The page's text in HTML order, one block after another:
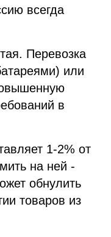
всегда
Перевозка
или
в
1-2% от
на ней -
обнулить
товаров из